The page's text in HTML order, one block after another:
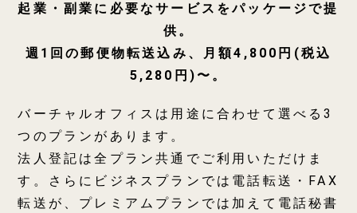
起業・副業に必要なサービスをパッケージで提
供。
週1回の郵便物転送込み、月額4,800円(税込
5,280円)〜。
バーチャルオフィスは用途に合わせて選べる3
つのプランがあります。
法人登記は全プラン共通でご利用いただけま
す。さらにビジネスプランでは電話転送・FAX
転送が、プレミアムプランでは加えて電話秘書